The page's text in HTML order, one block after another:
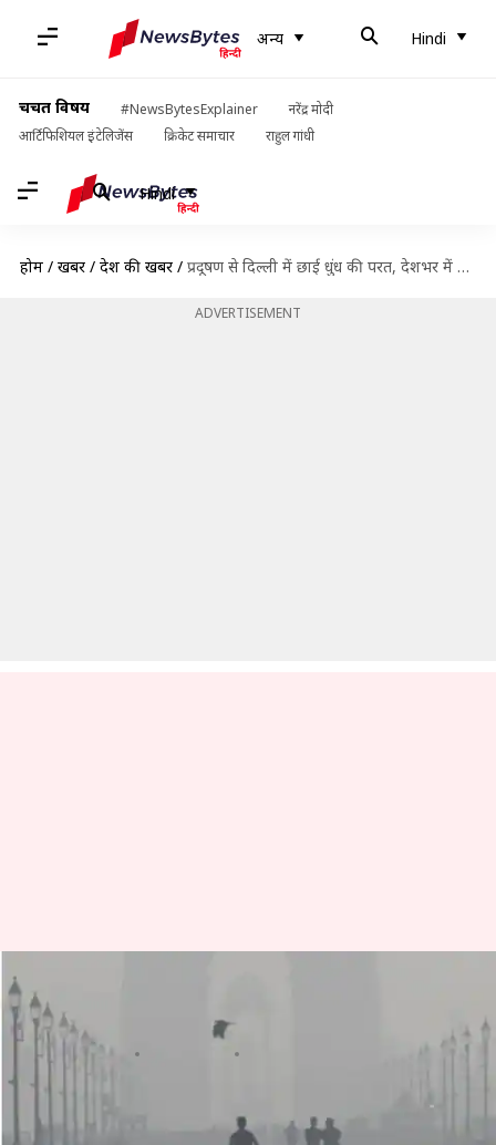
अन्य Hindi
चर्चित विषय #NewsBytesExplainer
नरेंद्र मोदी
आर्टिफिशियल इंटेलिजेंस
क्रिकेट समाचार राहुल गांधी
Hindi
होम / खबरें / देश की खबरें / प्रदूषण से दिल्ली में छाई धुंध की परत, देशभर में आज कैसा रहेगा मौसम?
ADVERTISEMENT
देशभर में आज कैसा रहेगा मौसम?
लेखन
क्या है खबर?